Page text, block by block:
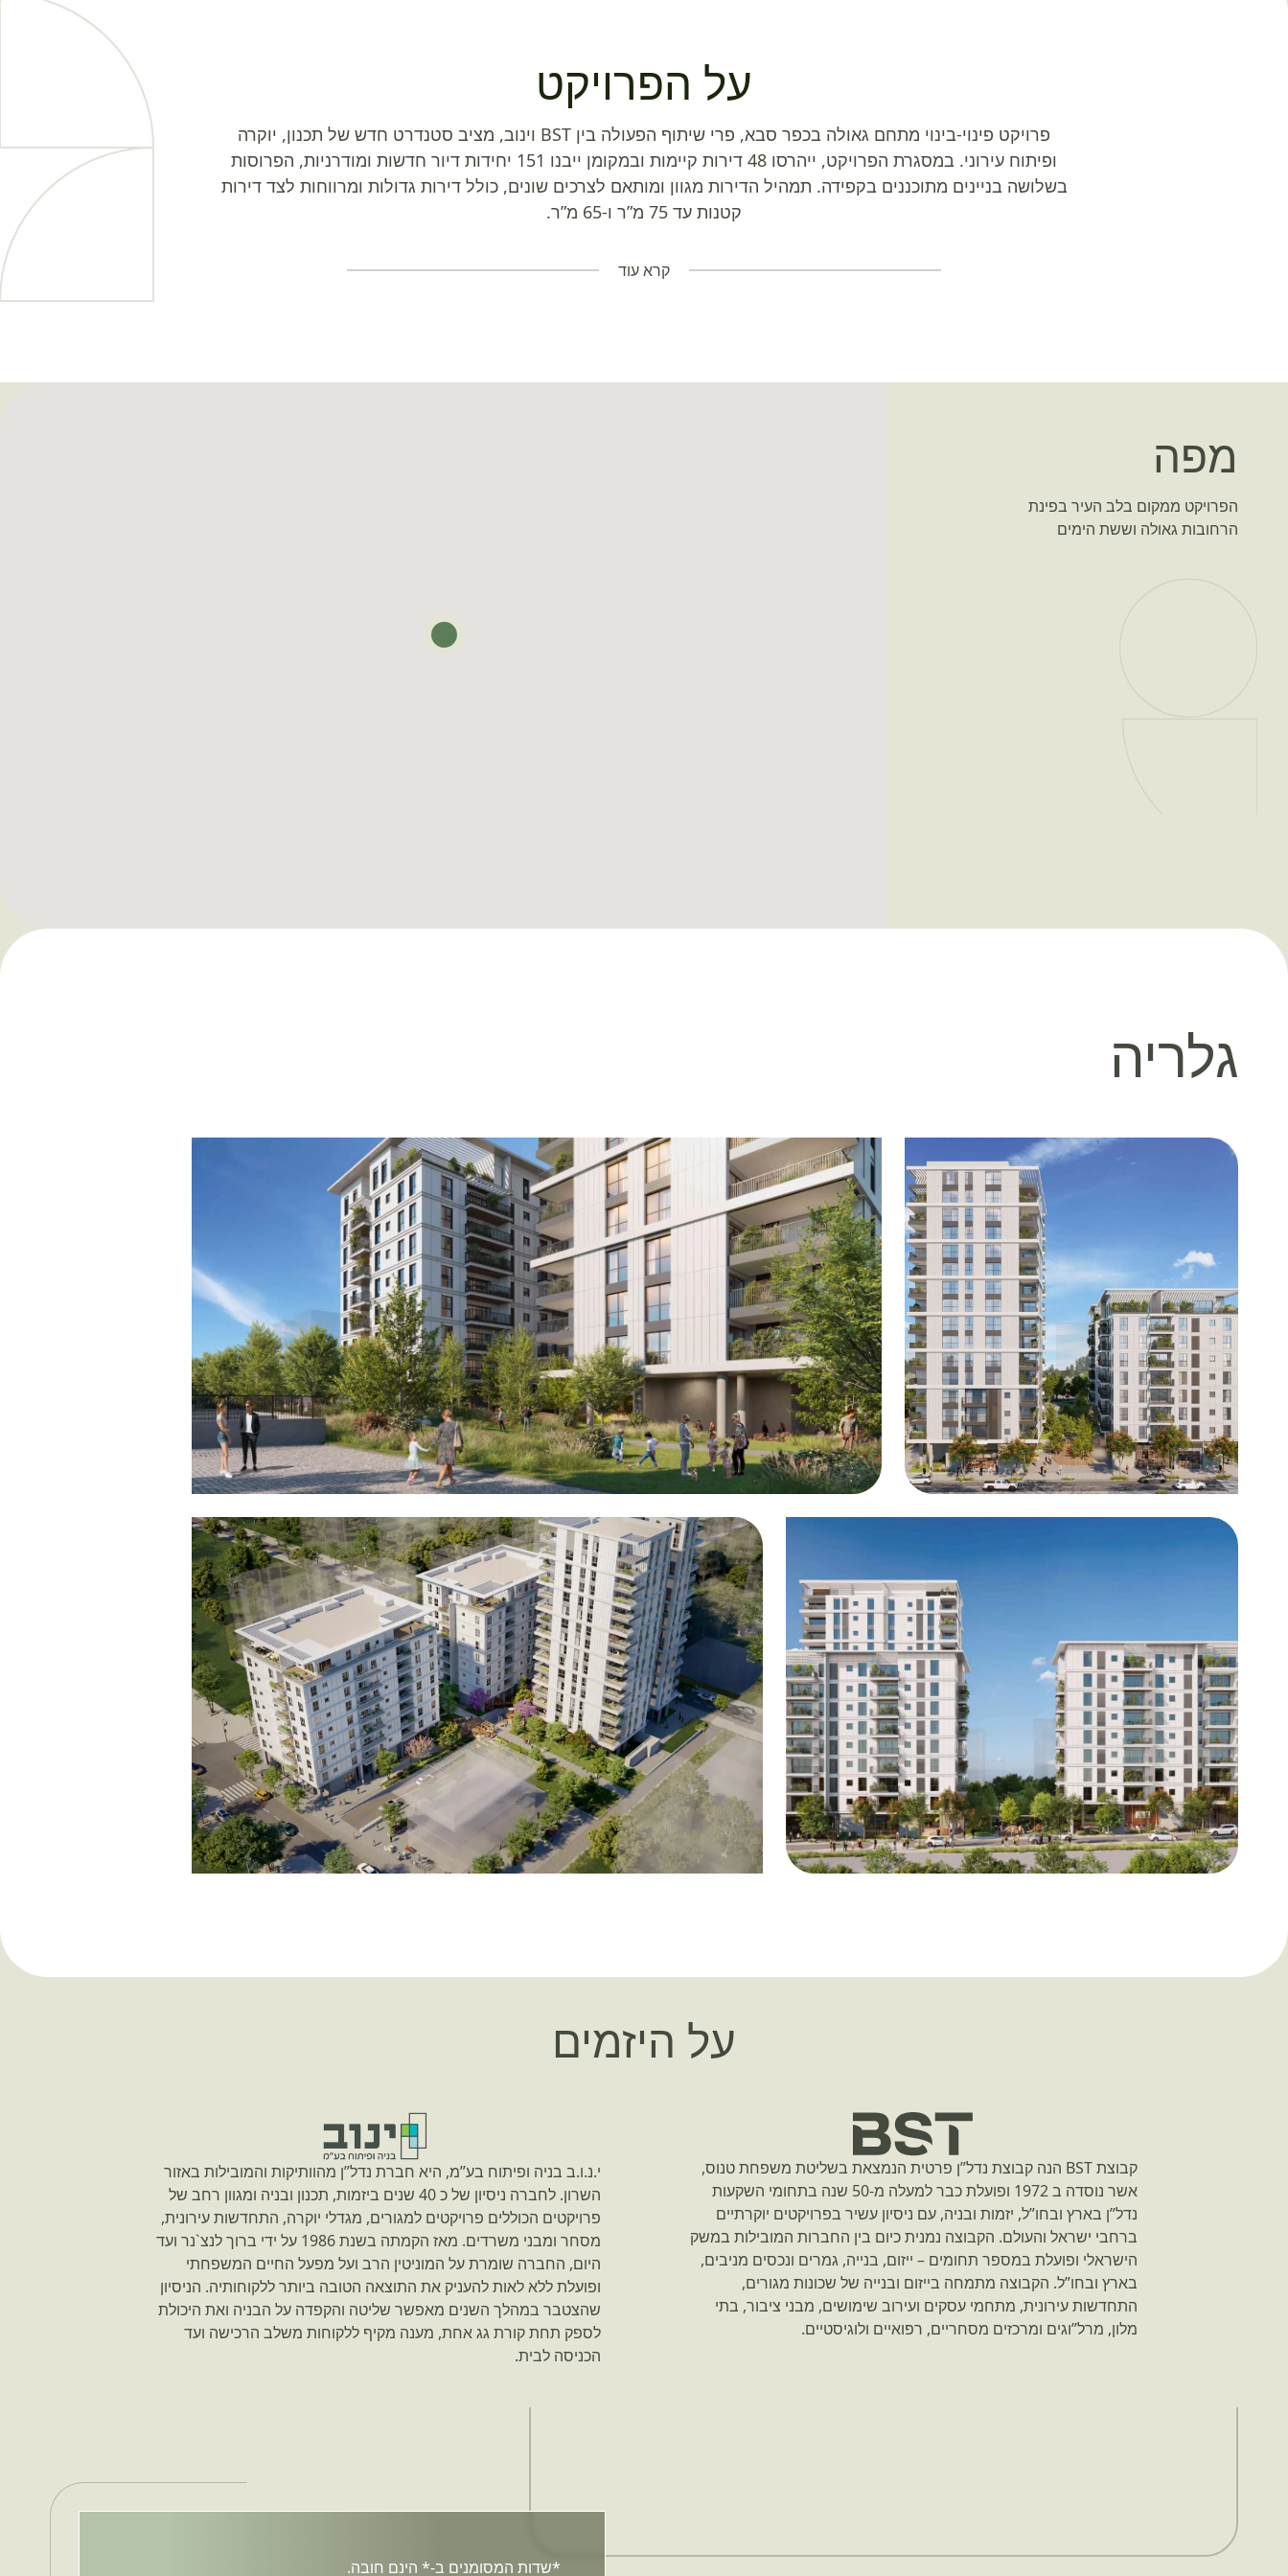
על הפרויקט
פרויקט פינוי-בינוי מתחם גאולה בכפר סבא, פרי שיתוף הפעולה בין BST וינוב, מציב סטנדרט חדש של תכנון, יוקרה
ופיתוח עירוני. במסגרת הפרויקט, ייהרסו 48 דירות קיימות ובמקומן ייבנו 151 יחידות דיור חדשות ומודרניות, הפרוסות
בשלושה בניינים מתוכננים בקפידה. תמהיל הדירות מגוון ומותאם לצרכים שונים, כולל דירות גדולות ומרווחות לצד דירות
קטנות עד 75 מ”ר ו-65 מ”ר.
קרא עוד
מפה
הפרויקט ממקום בלב העיר בפינת
הרחובות גאולה וששת הימים
גלריה
על היזמים
קבוצת BST הנה קבוצת נדל”ן פרטית הנמצאת בשליטת משפחת טנוס,
אשר נוסדה ב 1972 ופועלת כבר למעלה מ-50 שנה בתחומי השקעות
נדל”ן בארץ ובחו”ל, יזמות ובניה, עם ניסיון עשיר בפרויקטים יוקרתיים
ברחבי ישראל והעולם. הקבוצה נמנית כיום בין החברות המובילות במשק
הישראלי ופועלת במספר תחומים – ייזום, בנייה, גמרים ונכסים מניבים,
בארץ ובחו”ל. הקבוצה מתמחה בייזום ובנייה של שכונות מגורים,
התחדשות עירונית, מתחמי עסקים ועירוב שימושים, מבני ציבור, בתי
מלון, מרל”וגים ומרכזים מסחריים, רפואיים ולוגיסטיים.
י.נ.ו.ב בניה ופיתוח בע”מ, היא חברת נדל”ן מהוותיקות והמובילות באזור
השרון. לחברה ניסיון של כ 40 שנים ביזמות, תכנון ובניה ומגוון רחב של
פרויקטים הכוללים פרויקטים למגורים, מגדלי יוקרה, התחדשות עירונית,
מסחר ומבני משרדים. מאז הקמתה בשנת 1986 על ידי ברוך לנצ`נר ועד
היום, החברה שומרת על המוניטין הרב ועל מפעל החיים המשפחתי
ופועלת ללא לאות להעניק את התוצאה הטובה ביותר ללקוחותיה. הניסיון
שהצטבר במהלך השנים מאפשר שליטה והקפדה על הבניה ואת היכולת
לספק תחת קורת גג אחת, מענה מקיף ללקוחות משלב הרכישה ועד
הכניסה לבית.
*שדות המסומנים ב-* הינם חובה.